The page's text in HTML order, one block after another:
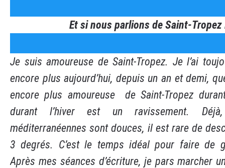
Et si nous parlions de Saint-Tropez
Je suis amoureuse de Saint-Tropez. Je l’ai
encore plus aujourd’hui, depuis un an et demi,
encore plus amoureuse de Saint-Tropez
durant l’hiver est un ravissement.
méditerranéennes sont douces, il est rare de
3 degrés. C’est le temps idéal pour faire de
Après mes séances d’écriture, je pars marcher